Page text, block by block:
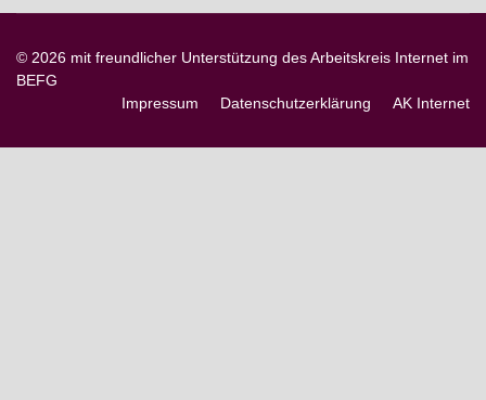
© 2026 mit freundlicher Unterstützung des Arbeitskreis Internet im
BEFG
Impressum
Datenschutzerklärung AK Internet